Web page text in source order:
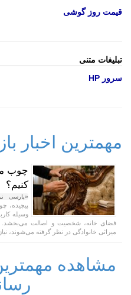
قیمت روز گوشی
تبلیغات متنی
سرور HP
مهمترین اخبار
چوب
کنیم؟
«پارسی
پیچیده،
وسیله
فضای خانه، شخصیت و اصالت می‌بخشد.
میراثی خانوادگی در نظر گرفته می‌شوند،
مشاهده